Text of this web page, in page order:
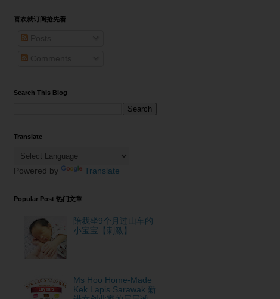
喜欢就订阅抢先看
Search This Blog
Translate
Powered by Translate
Popular Post 热门文章
陪我坐9个月过山车的
小宝宝【刺激】
Ms Hoo Home-Made
Kek Lapis Sarawak 新